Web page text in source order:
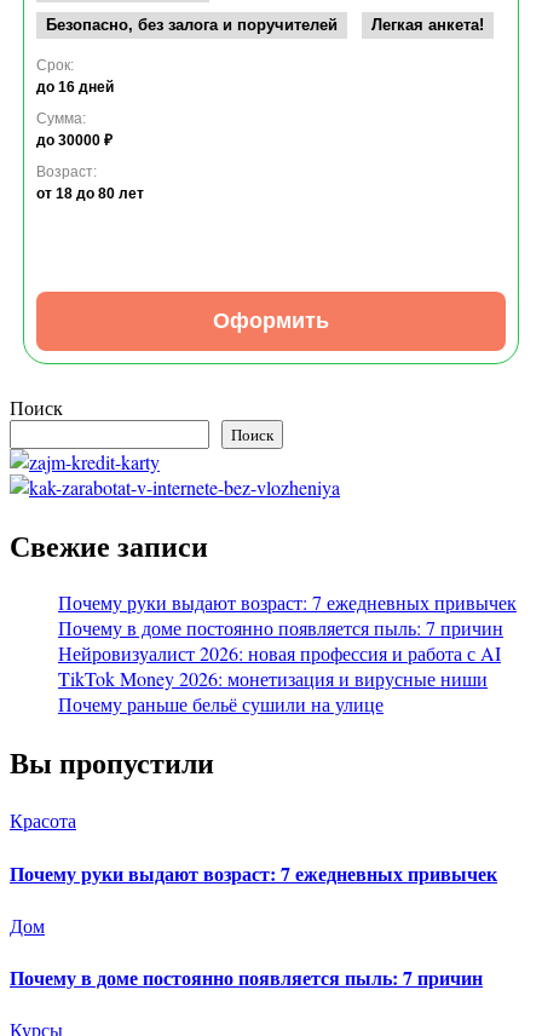
Безопасно, без залога и поручителей
Легкая анкета!
Срок:
до 16 дней
Сумма:
до 30000 ₽
Возраст:
от 18 до 80 лет
Оформить
Поиск
Поиск
Свежие записи
Почему руки выдают возраст: 7 ежедневных привычек
Почему в доме постоянно появляется пыль: 7 причин
Нейровизуалист 2026: новая профессия и работа с AI
TikTok Money 2026: монетизация и вирусные ниши
Почему раньше бельё сушили на улице
Вы пропустили
Красота
Почему руки выдают возраст: 7 ежедневных привычек
Дом
Почему в доме постоянно появляется пыль: 7 причин
Курсы